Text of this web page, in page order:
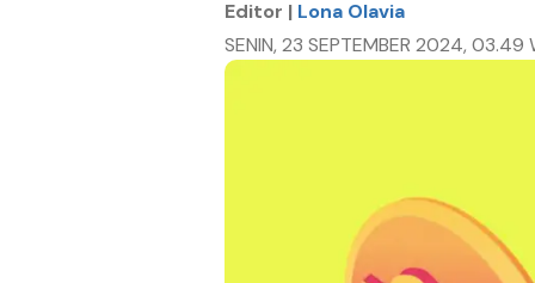
Editor | Lona Olavia
SENIN, 23 SEPTEMBER 2024, 03.49